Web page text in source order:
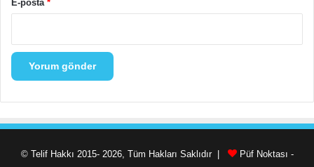
E-posta *
© Telif Hakkı 2015- 2026, Tüm Hakları Saklıdır | Püf Noktası -